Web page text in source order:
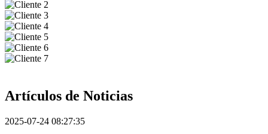
Artículos de Noticias
2025-07-24 08:27:35